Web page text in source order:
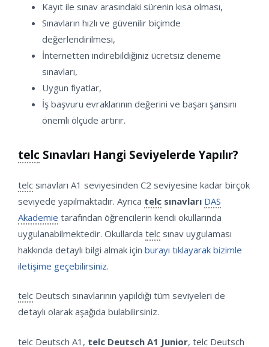
Kayıt ile sınav arasındaki sürenin kısa olması,
Sınavların hızlı ve güvenilir biçimde
değerlendirilmesi,
İnternetten indirebildiğiniz ücretsiz deneme
sınavları,
Uygun fiyatlar,
İş başvuru evraklarının değerini ve başarı şansını
önemli ölçüde artırır.
telc Sınavları Hangi Seviyelerde Yapılır?
telc sınavları A1 seviyesinden C2 seviyesine kadar birçok
seviyede yapılmaktadır. Ayrıca telc sınavları DAS
Akademie tarafından öğrencilerin kendi okullarında
uygulanabilmektedir. Okullarda telc sınav uygulaması
hakkında detaylı bilgi almak için burayı tıklayarak bizimle
iletişime geçebilirsiniz.
telc Deutsch sınavlarının yapıldığı tüm seviyeleri de
detaylı olarak aşağıda bulabilirsiniz.
telc Deutsch A1, telc Deutsch A1 Junior, telc Deutsch